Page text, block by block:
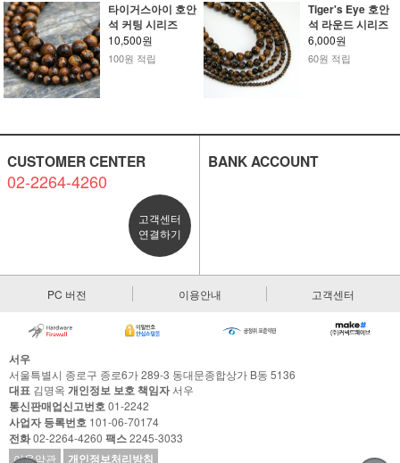
타이거스아이 호안
석 커팅 시리즈
10,500원
100원 적립
Tiger's Eye 호안
석 라운드 시리즈
6,000원
60원 적립
CUSTOMER CENTER
02-2264-4260
고객센터
연결하기
BANK ACCOUNT
PC 버전 이용안내 고객센터
서우
서울특별시 종로구 종로6가 289-3 동대문종합상가 B동 5136
대표 김명옥 개인정보 보호 책임자서우
통신판매업신고번호01-2242
사업자 등록번호 101-06-70174
전화02-2264-4260 팩스2245-3033
이용약관
개인정보처리방침